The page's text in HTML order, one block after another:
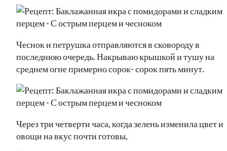
Чеснок и петрушка отправляются в сковороду в
последнюю очередь. Накрываю крышкой и тушу на
среднем огне примерно сорок- сорок пять минут.
Через три четверти часа, когда зелень изменила цвет и
овощи на вкус почти готовы,